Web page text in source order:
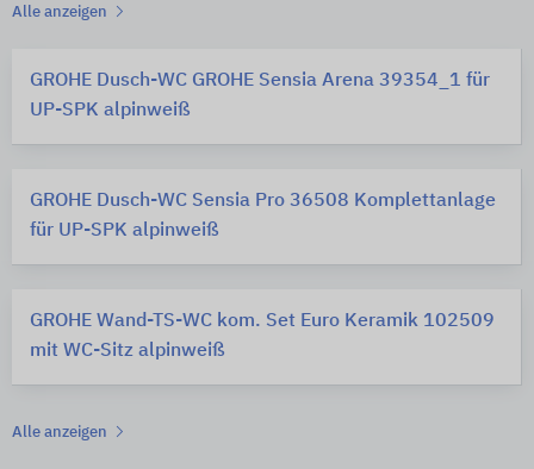
Alle anzeigen
GROHE Dusch-WC GROHE Sensia Arena 39354_1 für
UP-SPK alpinweiß
GROHE Dusch-WC Sensia Pro 36508 Komplettanlage
für UP-SPK alpinweiß
GROHE Wand-TS-WC kom. Set Euro Keramik 102509
mit WC-Sitz alpinweiß
Alle anzeigen